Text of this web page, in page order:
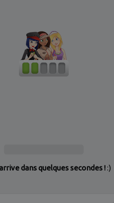
dans quelques secondes !:)